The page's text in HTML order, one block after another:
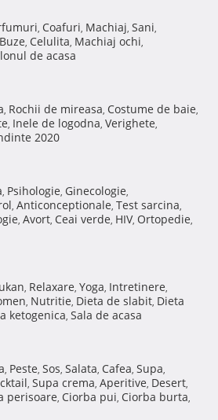
, Coafuri, Machiaj, Sani,
Buze, Celulita, Machiaj ochi,
de acasa
, Rochii de mireasa, Costume de baie,
, Inele de logodna, Verighete,
2020
, Psihologie, Ginecologie,
, Anticonceptionale, Test sarcina,
, Avort, Ceai verde, HIV, Ortopedie,
, Relaxare, Yoga, Intretinere,
, Nutritie, Dieta de slabit, Dieta
ketogenica, Sala de acasa
, Peste, Sos, Salata, Cafea, Supa,
, Supa crema, Aperitive, Desert,
perisoare, Ciorba pui, Ciorba burta,